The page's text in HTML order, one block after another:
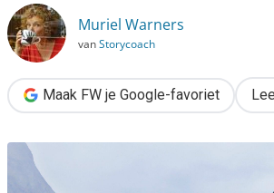
Muriel Warners
vanStorycoach
Maak FW je Google-favoriet